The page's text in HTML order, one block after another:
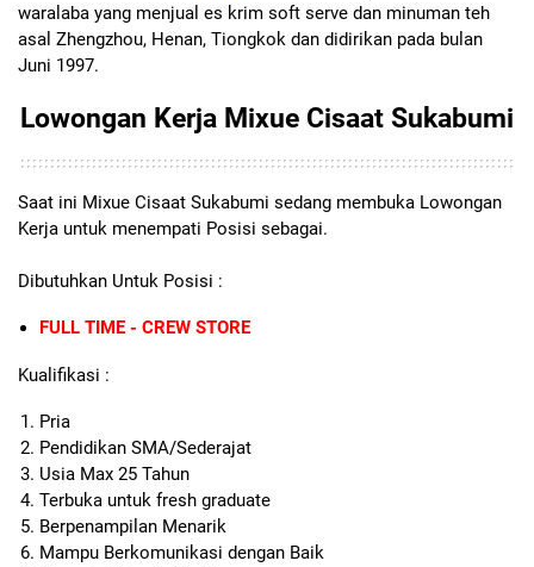
waralaba yang menjual es krim soft serve dan minuman teh
asal Zhengzhou, Henan, Tiongkok dan didirikan pada bulan
Juni 1997.
Lowongan Kerja Mixue Cisaat Sukabumi
Saat ini Mixue Cisaat Sukabumi sedang membuka Lowongan
Kerja untuk menempati Posisi sebagai.
Dibutuhkan Untuk Posisi :
FULL TIME - CREW STORE
Kualifikasi :
Pria
Pendidikan SMA/Sederajat
Usia Max 25 Tahun
Terbuka untuk fresh graduate
Berpenampilan Menarik
Mampu Berkomunikasi dengan Baik